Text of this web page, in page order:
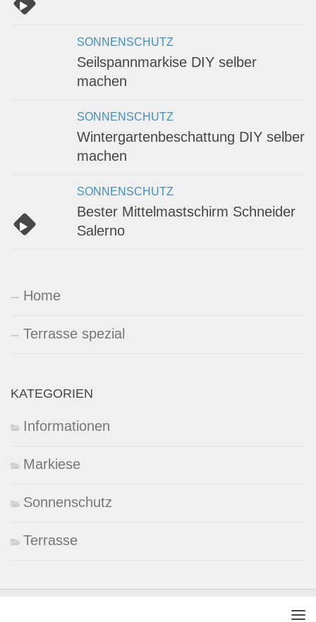
SONNENSCHUTZ
Seilspannmarkise DIY selber
machen
SONNENSCHUTZ
Wintergartenbeschattung DIY selber
machen
SONNENSCHUTZ
Bester Mittelmastschirm Schneider
Salerno
Home
Terrasse spezial
KATEGORIEN
Informationen
Markiese
Sonnenschutz
Terrasse